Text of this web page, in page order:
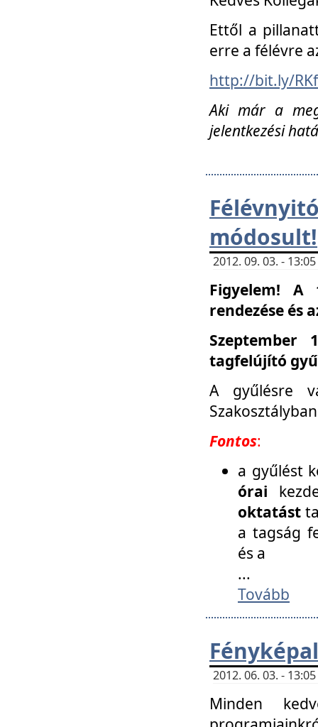
Ettől a
erre a félévre
http://bit.ly/
Aki már a
jelentkezési
módosult!
2012. 09. 03. -
Figyelem! A
rendezése és
Szeptember
tagfelújító
A gyűlésre
Fontos:
a gyűlést
órai
oktatást
a tagság
és a
...
Tovább
2012. 06. 03. -
Minden